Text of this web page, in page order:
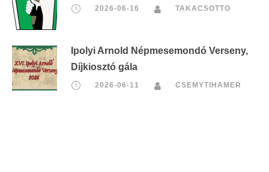
2026-06-16 TAKACSOTTO
Ipolyi Arnold Népmesemondó Verseny,
Díjkiosztó gála
2026-06-11 CSEMYTIHAMER